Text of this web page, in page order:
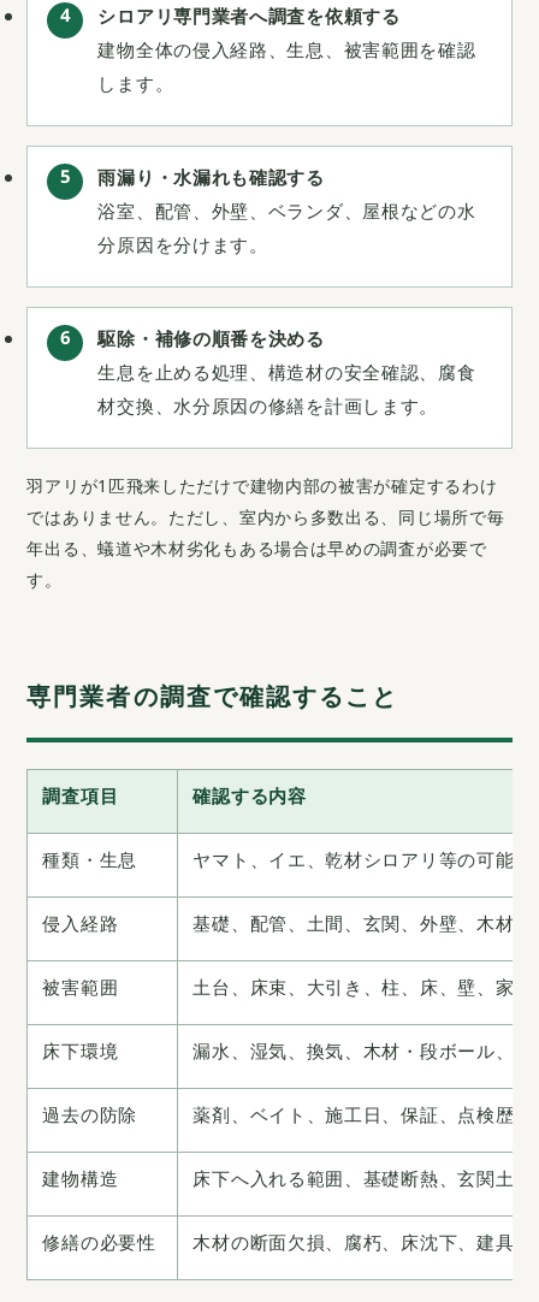
シロアリ専門業者へ調査を依頼する
建物全体の侵入経路、生息、被害範囲を確認
します。
雨漏り・水漏れも確認する
浴室、配管、外壁、ベランダ、屋根などの水
分原因を分けます。
駆除・補修の順番を決める
生息を止める処理、構造材の安全確認、腐食
材交換、水分原因の修繕を計画します。
羽アリが1匹飛来しただけで建物内部の被害が確定するわけ
ではありません。ただし、室内から多数出る、同じ場所で毎
年出る、蟻道や木材劣化もある場合は早めの調査が必要で
す。
専門業者の調査で確認すること
調査項目
確認する内容
種類・生息
ヤマト、イエ、乾材シロアリ等の可能
侵入経路
基礎、配管、土間、玄関、外壁、木材
被害範囲
土台、床束、大引き、柱、床、壁、家具
床下環境
漏水、湿気、換気、木材・段ボール、
過去の防除
薬剤、ベイト、施工日、保証、点検歴
建物構造
床下へ入れる範囲、基礎断熱、玄関土
修繕の必要性
木材の断面欠損、腐朽、床沈下、建具